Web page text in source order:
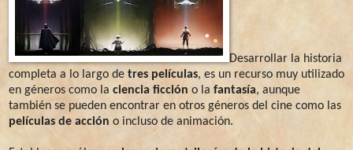
Desarrollar la historia
completa a lo largo de tres películas, es un recurso muy utilizado
en géneros como la ciencia ficción o la fantasía, aunque
también se pueden encontrar en otros géneros del cine como las
películas de acción o incluso de animación.